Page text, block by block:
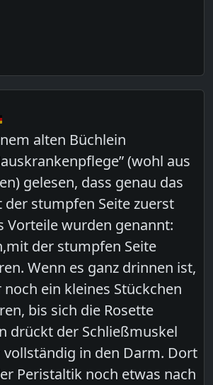
alten Büchlein
(wohl aus
gelesen, dass genau das
der stumpfen Seite zuerst
Vorteile wurden genannt:
der stumpfen Seite
Wenn es ganz drinnen ist,
noch ein kleines Stückchen
bis sich die Rosette
drückt der Schließmuskel
vollständig in den Darm. Dort
Peristaltik noch etwas nach